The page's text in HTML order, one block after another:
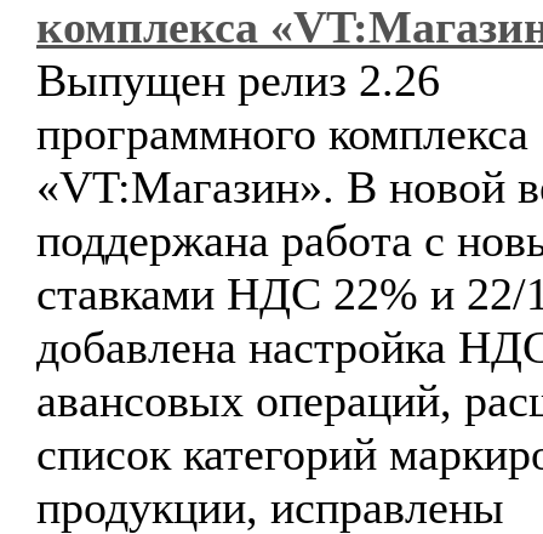
комплекса
Выпущен релиз 2.26
программного комплекса
«VT:Магазин». В новой
поддержана работа с
ставками НДС 22% и 22/
добавлена настройка
авансовых операций,
список категорий
продукции, исправлены